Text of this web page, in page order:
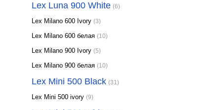
Lex Luna 900 White (6)
Lex Milano 600 Ivory (3)
Lex Milano 600 белая (10)
Lex Milano 900 Ivory (5)
Lex Milano 900 белая (10)
Lex Mini 500 Black (31)
Lex Mini 500 ivory (9)